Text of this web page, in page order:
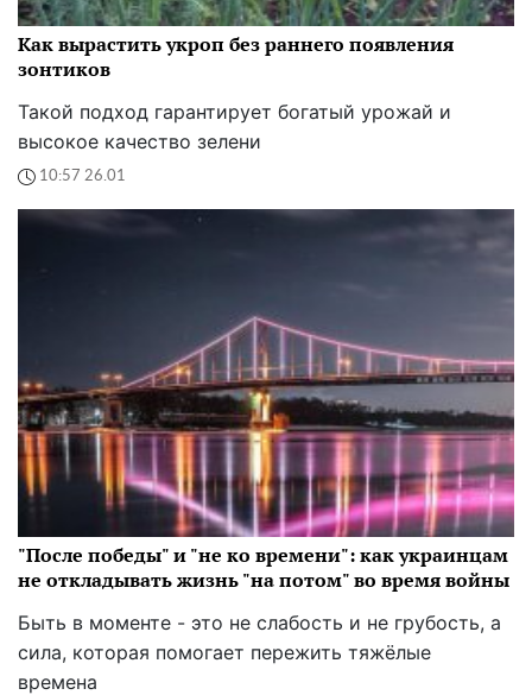
Как вырастить укроп без раннего появления
зонтиков
Такой подход гарантирует богатый урожай и
высокое качество зелени
10:57 26.01
"После победы" и "не ко времени": как украинцам
не откладывать жизнь "на потом" во время войны
Быть в моменте - это не слабость и не грубость, а
сила, которая помогает пережить тяжёлые
времена